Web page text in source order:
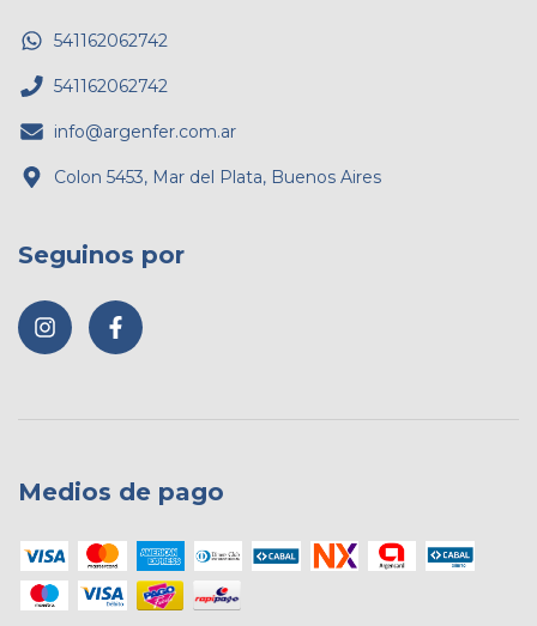
541162062742
541162062742
info@argenfer.com.ar
Colon 5453, Mar del Plata, Buenos Aires
Seguinos por
Medios de pago